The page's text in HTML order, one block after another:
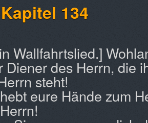
134
Wallfahrtslied.]
Diener des Herrn, die
steht!
eure Hände zum